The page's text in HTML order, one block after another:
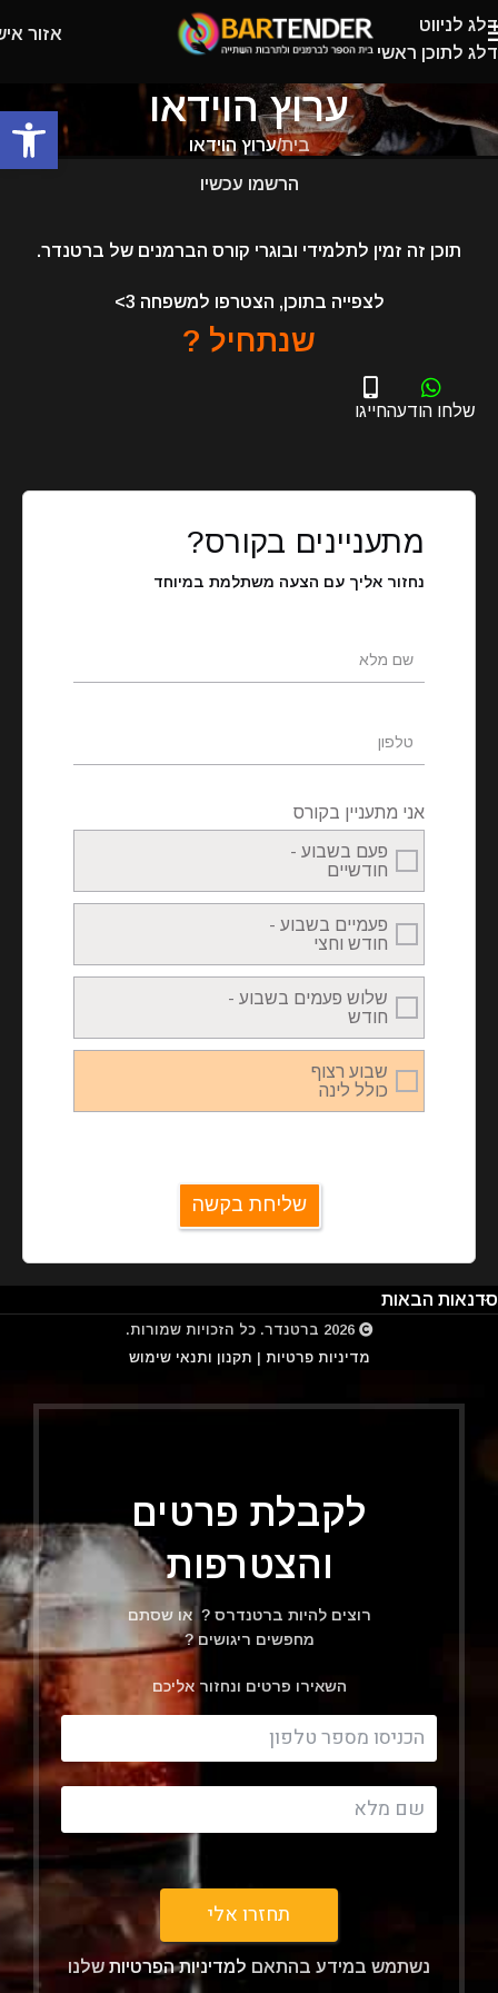
דלג לניווט
דלג לתוכן ראשי
אזור
ערוץ הוידאו
בית/ערוץ הוידאו
הרשמו עכשיו
תוכן זה זמין לתלמידי ובוגרי קורס הברמנים של ברטנדר.
לצפייה בתוכן, הצטרפו למשפחה 3>
שנתחיל ?
שלחו הודעהחייגו
Filter
מתעניינים בקורס?
נחזור אליך עם הצעה משתלמת במיוחד
אני מתעניין בקורס
פעם בשבוע -
חודשיים
פעמיים בשבוע -
חודש וחצי
שלוש פעמים בשבוע -
חודש
שבוע רצוף
כולל לינה
שליחת בקשה
סדנאות הבאות
2026 ברטנדר. כל הזכויות שמורות.
מדיניות פרטיות | תקנון ותנאי שימוש
לקבלת פרטים
והצטרפות
רוצים להיות ברטנדרס ? או שסתם
מחפשים ריגושים ?
השאירו פרטים ונחזור אליכם
תחזרו אלי
נשתמש במידע בהתאם למדיניות הפרטיותשלנו